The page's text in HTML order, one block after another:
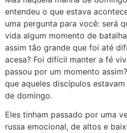
entendeu o que estava
uma pergunta para você: será
vida algum momento de
assim tão grande que foi até
acesa? Foi difícil manter a fé
passou por um momento
que aqueles discípulos
de domingo.
Eles tinham passado por uma
russa emocional, de altos e